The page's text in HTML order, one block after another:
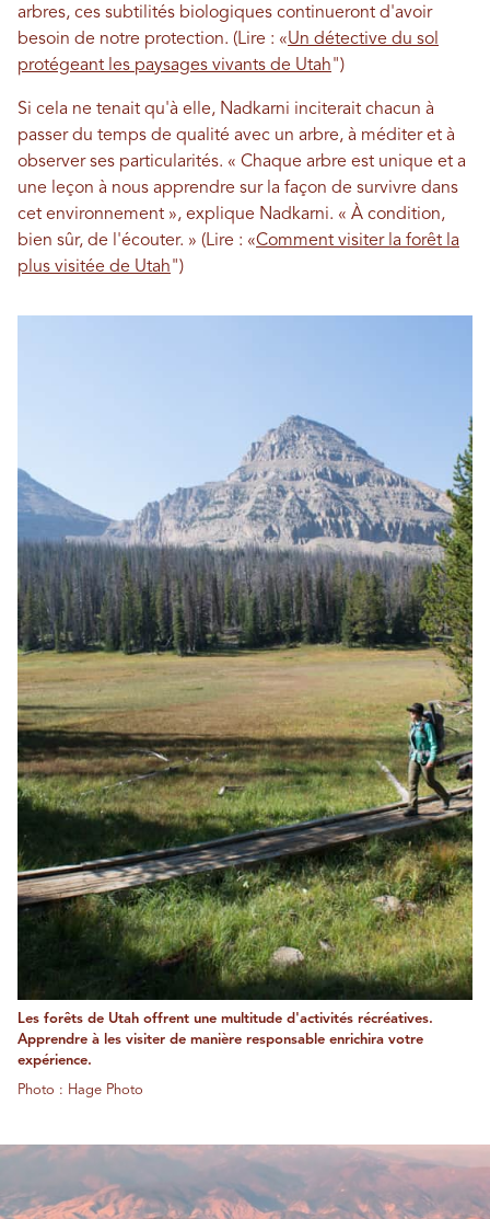
arbres, ces subtilités biologiques continueront d'avoir
besoin de notre protection. (Lire : «Un détective du sol
protégeant les paysages vivants de Utah")
Si cela ne tenait qu'à elle, Nadkarni inciterait chacun à
passer du temps de qualité avec un arbre, à méditer et à
observer ses particularités. « Chaque arbre est unique et a
une leçon à nous apprendre sur la façon de survivre dans
cet environnement », explique Nadkarni. « À condition,
bien sûr, de l'écouter. » (Lire : «Comment visiter la forêt la
plus visitée de Utah")
Les forêts de Utah offrent une multitude d'activités récréatives.
Apprendre à les visiter de manière responsable enrichira votre
expérience.
Photo : Hage Photo